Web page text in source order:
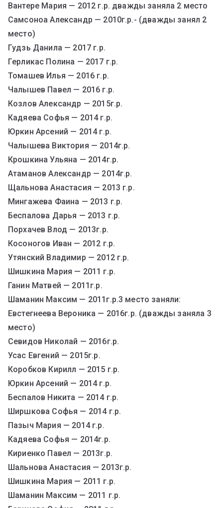
Вантере Мария — 2012 г.р. дважды заняла 2 место
Самсоноа Александр — 2010г.р.- (дважды занял 2
место)
Гудзь Данила — 2017 г.р.
Герликас Полина — 2017 г.р.
Томашев Илья — 2016 г.р.
Чалышев Павел — 2016 г.р.
Козлов Александр — 2015г.р.
Кадяева Софья — 2014 г.р.
Юркин Арсений — 2014 г.р.
Чалышева Виктория — 2014г.р.
Крошкина Ульяна — 2014г.р.
Атаманов Александр — 2014г.р.
Щальнова Анастасия — 2013 г.р.
Мингажева Фаина — 2013 г.р.
Беспалова Дарья — 2013 г.р.
Порхачев Влод — 2013г.р.
Косоногов Иван — 2012 г.р.
Утянский Владимир — 2012 г.р.
Шишкина Мария — 2011 г.р.
Ганин Матвей — 2011г.р.
Шаманин Максим — 2011г.р.3 место заняли:
Евстегнеева Вероника — 2016г.р. (дважды заняла 3
место)
Севидов Николай — 2016г.р.
Усас Евгений — 2015г.р.
Коробков Кирилл — 2015 г.р.
Юркин Арсений — 2014 г.р.
Беспалов Никита — 2014 г.р.
Ширшкова Софья — 2014 г.р.
Пазыч Мария — 2014 г.р.
Кадяева Софья — 2014г.р.
Кириенко Павел — 2013г.р.
Шальнова Анастасия — 2013г.р.
Шишкина Мария — 2011 г.р.
Шаманин Максим — 2011 г.р.